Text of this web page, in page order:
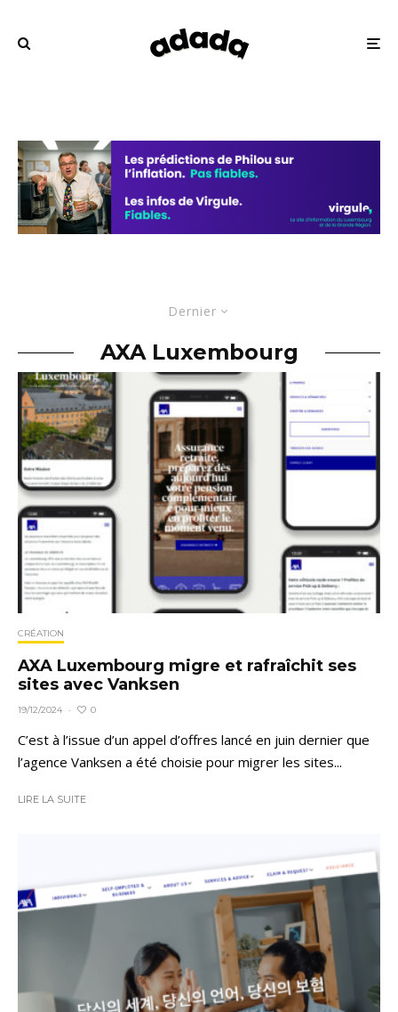
Dernier
AXA Luxembourg
CRÉATION
AXA Luxembourg migre et rafraîchit ses
sites avec Vanksen
19/12/2024 · 0
C’est à l’issue d’un appel d’offres lancé en juin dernier que
l’agence Vanksen a été choisie pour migrer les sites...
LIRE LA SUITE